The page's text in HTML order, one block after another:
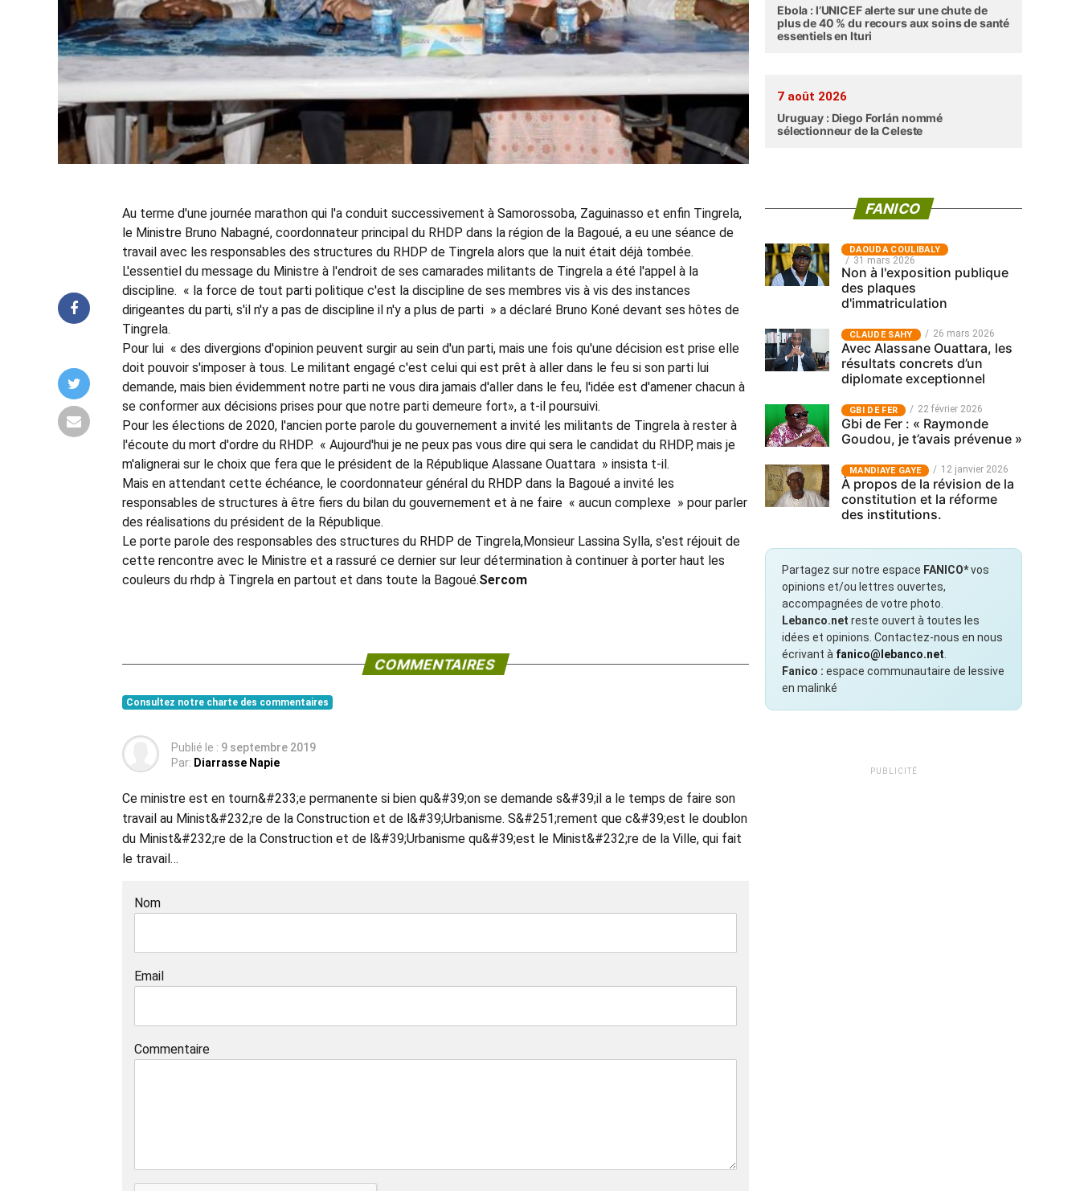
Au terme d'une journée marathon qui l'a conduit successivement à Samorossoba, Zaguinasso et enfin Tingrela,
le Ministre Bruno Nabagné, coordonnateur principal du RHDP dans la région de la Bagoué, a eu une séance de
travail avec les responsables des structures du RHDP de Tingrela alors que la nuit était déjà tombée.
L'essentiel du message du Ministre à l'endroit de ses camarades militants de Tingrela a été l'appel à la
discipline. « la force de tout parti politique c'est la discipline de ses membres vis à vis des instances
dirigeantes du parti, s'il n'y a pas de discipline il n'y a plus de parti » a déclaré Bruno Koné devant ses hôtes de
Tingrela.
Pour lui « des divergions d'opinion peuvent surgir au sein d'un parti, mais une fois qu'une décision est prise elle
doit pouvoir s'imposer à tous. Le militant engagé c'est celui qui est prêt à aller dans le feu si son parti lui
demande, mais bien évidemment notre parti ne vous dira jamais d'aller dans le feu, l'idée est d'amener chacun à
se conformer aux décisions prises pour que notre parti demeure fort», a t-il poursuivi.
Pour les élections de 2020, l'ancien porte parole du gouvernement a invité les militants de Tingrela à rester à
l'écoute du mort d'ordre du RHDP. « Aujourd'hui je ne peux pas vous dire qui sera le candidat du RHDP, mais je
m'alignerai sur le choix que fera que le président de la République Alassane Ouattara » insista t-il.
Mais en attendant cette échéance, le coordonnateur général du RHDP dans la Bagoué a invité les
responsables de structures à être fiers du bilan du gouvernement et à ne faire « aucun complexe » pour parler
des réalisations du président de la République.
Le porte parole des responsables des structures du RHDP de Tingrela,Monsieur Lassina Sylla, s'est réjouit de
cette rencontre avec le Ministre et a rassuré ce dernier sur leur détermination à continuer à porter haut les
couleurs du rhdp à Tingrela en partout et dans toute la Bagoué.Sercom
COMMENTAIRES
Consultez notre charte des commentaires
Publié le : 9 septembre 2019
Par: Diarrasse Napie
Ce ministre est en tourn&#233;e permanente si bien qu&#39;on se demande s&#39;il a le temps de faire son
travail au Minist&#232;re de la Construction et de l&#39;Urbanisme. S&#251;rement que c&#39;est le doublon
du Minist&#232;re de la Construction et de l&#39;Urbanisme qu&#39;est le Minist&#232;re de la Ville, qui fait
le travail…
Nom
Email
Commentaire
Ebola : l’UNICEF alerte sur une chute de
plus de 40 % du recours aux soins de santé
essentiels en Ituri
7 août 2026
Uruguay : Diego Forlán nommé
sélectionneur de la Celeste
FANICO
‎DAOUDA COULIBALY
31 mars 2026
Non à l'exposition publique
des plaques
d'immatriculation
CLAUDE SAHY 26 mars 2026
Avec Alassane Ouattara, les
résultats concrets d’un
diplomate exceptionnel
GBI DE FER 22 février 2026
Gbi de Fer : « Raymonde
Goudou, je t’avais prévenue »
MANDIAYE GAYE 12 janvier 2026
À propos de la révision de la
constitution et la réforme
des institutions.
Partagez sur notre espace FANICO*vos
opinions et/ou lettres ouvertes,
accompagnées de votre photo.
Lebanco.net reste ouvert à toutes les
idées et opinions. Contactez-nous en nous
écrivant à fanico@lebanco.net
Fanico : espace communautaire de lessive
en malinké
PUBLICITÉ